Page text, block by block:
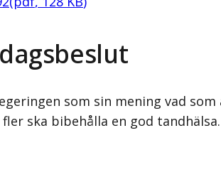
som sin mening vad
ska bibehålla en god tandhälsa.